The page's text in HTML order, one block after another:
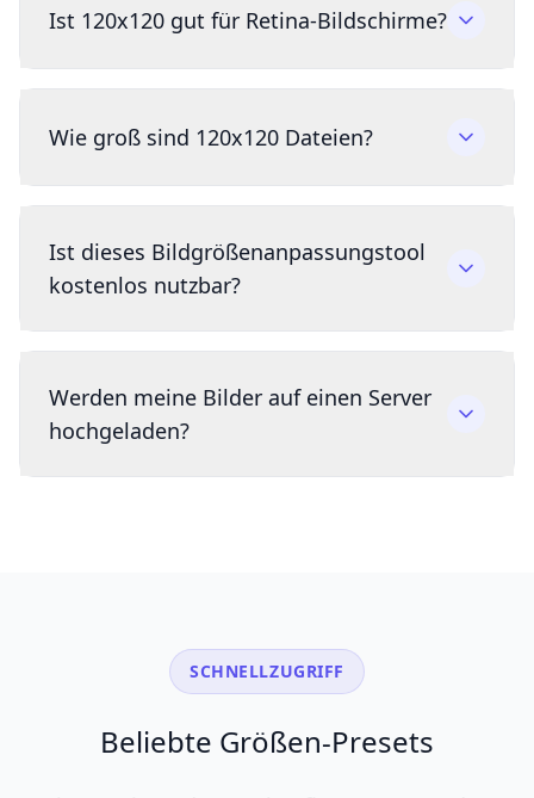
Ist 120x120 gut für Retina-Bildschirme?
Wie groß sind 120x120 Dateien?
Ist dieses Bildgrößenanpassungstool
kostenlos nutzbar?
Werden meine Bilder auf einen Server
hochgeladen?
SCHNELLZUGRIFF
Beliebte Größen-Presets